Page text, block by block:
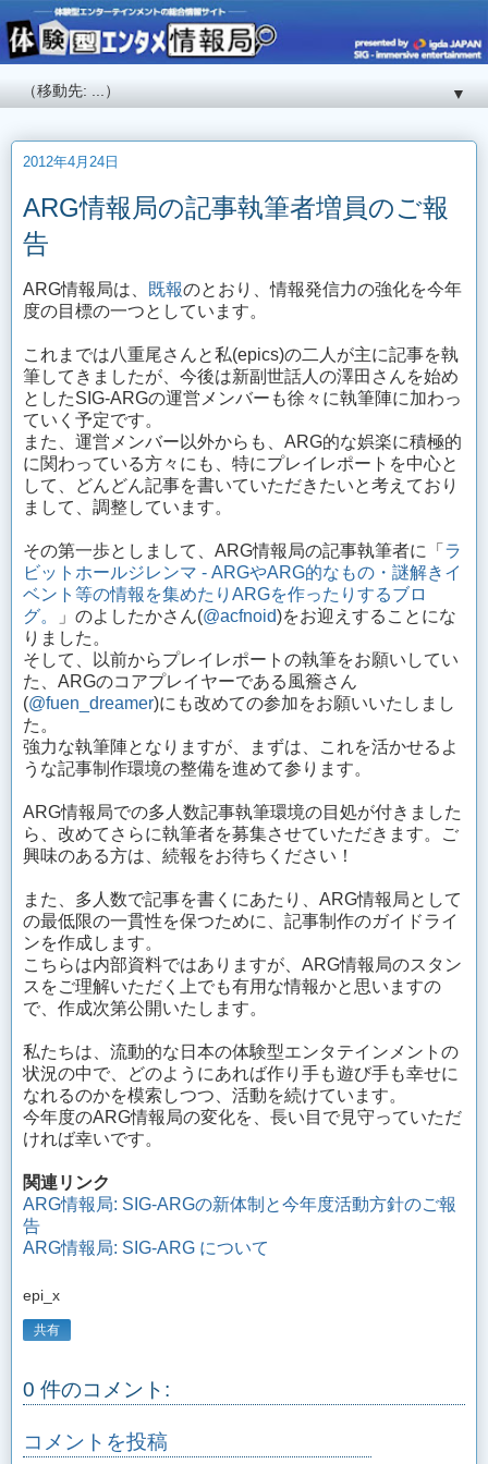
▼
2012年4月24日
ARG情報局の記事執筆者増員のご報
告
ARG情報局は、 既報のとおり、情報発信力の強化を今年
度の目標の一つとしています。
これまでは八重尾さんと私(epics)の二人が主に記事を執
筆してきましたが、今後は新副世話人の澤田さんを始め
としたSIG-ARGの運営メンバーも徐々に執筆陣に加わっ
ていく予定です。
また、運営メンバー以外からも、ARG的な娯楽に積極的
に関わっている方々にも、特にプレイレポートを中心と
して、どんどん記事を書いていただきたいと考えており
まして、調整しています。
その第一歩としまして、ARG情報局の記事執筆者に「 ラ
ビットホールジレンマ - ARGやARG的なもの・謎解きイ
ベント等の情報を集めたりARGを作ったりするブロ
グ。
」のよしたかさん(@acfnoid)をお迎えすることにな
りました。
そして、以前からプレイレポートの執筆をお願いしてい
た、ARGのコアプレイヤーである風簷さん
(@fuen_dreamer)にも改めての参加をお願いいたしまし
た。
強力な執筆陣となりますが、まずは、これを活かせるよ
うな記事制作環境の整備を進めて参ります。
ARG情報局での多人数記事執筆環境の目処が付きました
ら、改めてさらに執筆者を募集させていただきます。ご
興味のある方は、続報をお待ちください！
また、多人数で記事を書くにあたり、ARG情報局として
の最低限の一貫性を保つために、記事制作のガイドライ
ンを作成します。
こちらは内部資料ではありますが、ARG情報局のスタン
スをご理解いただく上でも有用な情報かと思いますの
で、作成次第公開いたします。
私たちは、流動的な日本の体験型エンタテインメントの
状況の中で、どのようにあれば作り手も遊び手も幸せに
なれるのかを模索しつつ、活動を続けています。
今年度のARG情報局の変化を、長い目で見守っていただ
ければ幸いです。
関連リンク
ARG情報局: SIG-ARGの新体制と今年度活動方針のご報
告
ARG情報局: SIG-ARG について
epi_x
共有
0 件のコメント:
コメントを投稿